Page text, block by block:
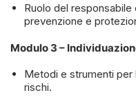
Ruolo del
prevenzione e
Modulo 3 –
Metodi e strumenti per
rischi.